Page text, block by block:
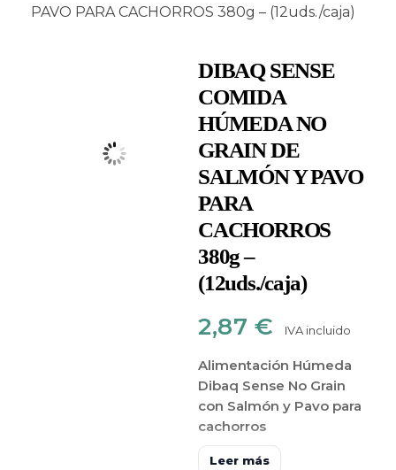
PAVO PARA CACHORROS 380g – (12uds./caja)
DIBAQ SENSE
COMIDA
HÚMEDA NO
GRAIN DE
SALMÓN Y PAVO
PARA
CACHORROS
380g –
(12uds./caja)
2,87 € IVA incluido
Alimentación Húmeda
Dibaq Sense No Grain
con Salmón y Pavo para
cachorros
Alimento
Leer más